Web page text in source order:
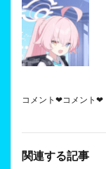
コメント❤コメント❤
関連する記事